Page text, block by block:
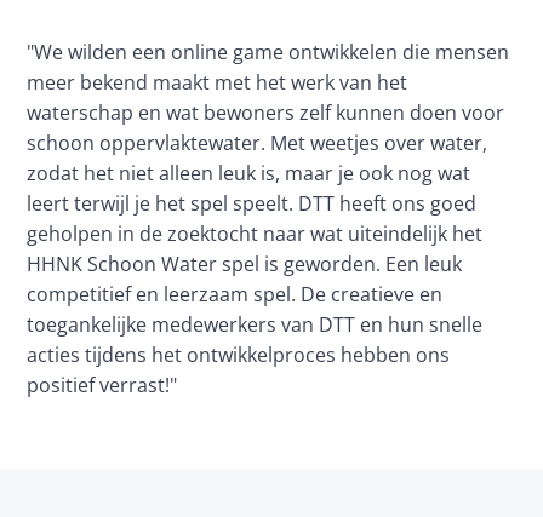
"We wilden een online game ontwikkelen die mensen
meer bekend maakt met het werk van het
waterschap en wat bewoners zelf kunnen doen voor
schoon oppervlaktewater. Met weetjes over water,
zodat het niet alleen leuk is, maar je ook nog wat
leert terwijl je het spel speelt. DTT heeft ons goed
geholpen in de zoektocht naar wat uiteindelijk het
HHNK Schoon Water spel is geworden. Een leuk
competitief en leerzaam spel. De creatieve en
toegankelijke medewerkers van DTT en hun snelle
acties tijdens het ontwikkelproces hebben ons
positief verrast!"